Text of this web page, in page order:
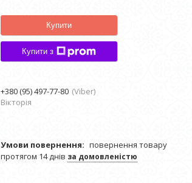
Купити
Купити з
+380 (95) 497-77-80 Viber
Вікторія
повернення товару
протягом 14 днів за домовленістю